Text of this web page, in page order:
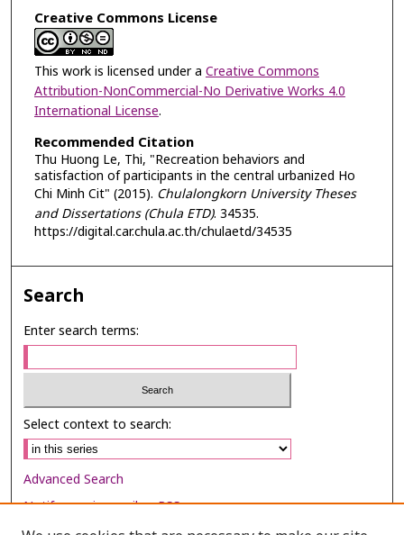
Creative Commons License
This work is licensed under a Creative Commons
Attribution-NonCommercial-No Derivative Works 4.0
International License.
Recommended Citation
Thu Huong Le, Thi, "Recreation behaviors and
satisfaction of participants in the central urbanized Ho
Chi Minh Cit" (2015). Chulalongkorn University Theses
and Dissertations (Chula ETD). 34535.
https://digital.car.chula.ac.th/chulaetd/34535
Search
Enter search terms:
Select context to search:
Advanced Search
Notify me via email orRSS